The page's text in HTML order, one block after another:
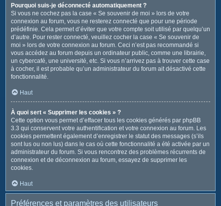
Pourquoi suis-je déconnecté automatiquement ?
Si vous ne cochez pas la case « Se souvenir de moi » lors de votre
connexion au forum, vous ne resterez connecté que pour une période
prédéfinie. Cela permet d’éviter que votre compte soit utilisé par quelqu’un
d’autre. Pour rester connecté, veuillez cocher la case « Se souvenir de
moi » lors de votre connexion au forum. Ceci n’est pas recommandé si
vous accédez au forum depuis un ordinateur public, comme une librairie,
un cybercafé, une université, etc. Si vous n’arrivez pas à trouver cette case
à cocher, il est probable qu’un administrateur du forum ait désactivé cette
fonctionnalité.
Haut
À quoi sert « Supprimer les cookies » ?
Cette option vous permet d’effacer tous les cookies générés par phpBB
3.3 qui conservent votre authentification et votre connexion au forum. Les
cookies permettent également d’enregistrer le statut des messages (s’ils
sont lus ou non lus) dans le cas où cette fonctionnalité a été activée par un
administrateur du forum. Si vous rencontrez des problèmes récurrents de
connexion et de déconnexion au forum, essayez de supprimer les
cookies.
Haut
Préférences et paramètres des utilisateurs